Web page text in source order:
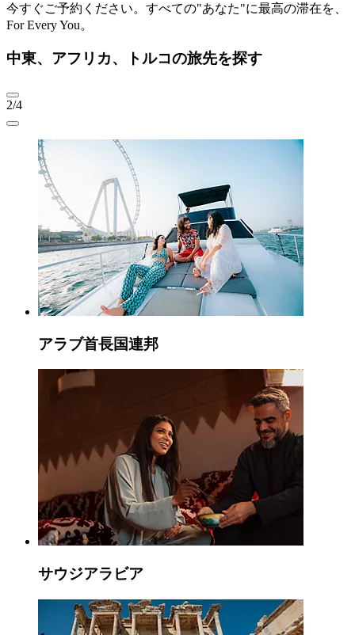
今すぐご予約ください。すべての"あなた"に最高の滞在を、
For Every You。
中東、アフリカ、トルコの旅先を探す
2/4
アラブ首長国連邦
サウジアラビア